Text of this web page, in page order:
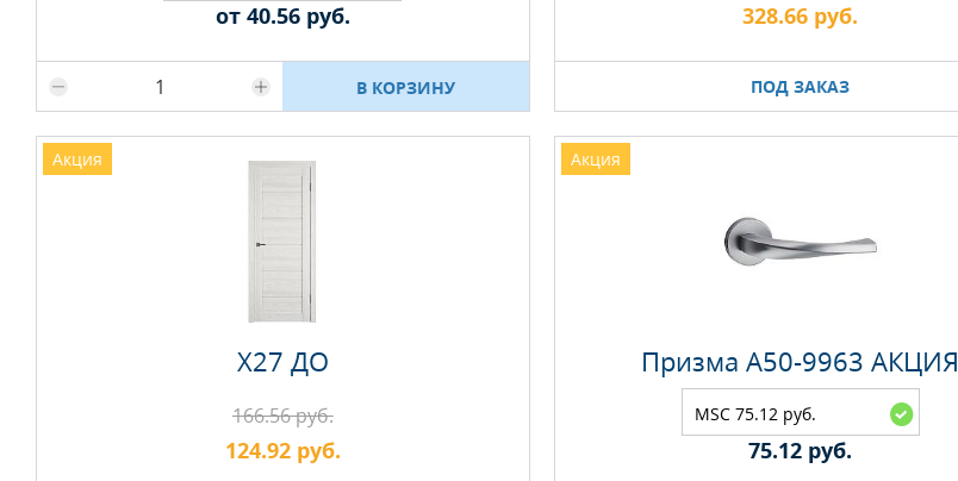
В КОРЗИНУ
от 40.56 руб.
ПОД ЗАКАЗ
328.66 руб.
Акция
Х27 ДО
166.56 руб.
124.92 руб.
Акция
Призма A50-9963 АКЦИЯ
MSC 75.12 руб.
75.12 руб.